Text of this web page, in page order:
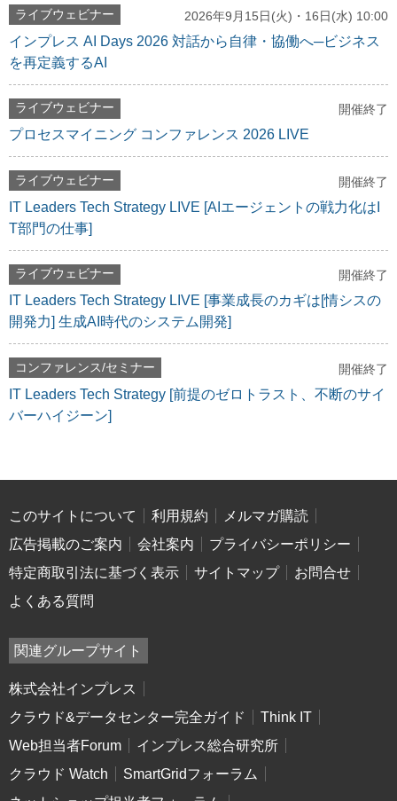
ライブウェビナー 2026年9月15日(火)・16日(水) 10:00
インプレス AI Days 2026 対話から自律・協働へ─ビジネス
を再定義するAI
ライブウェビナー 開催終了
プロセスマイニング コンファレンス 2026 LIVE
ライブウェビナー 開催終了
IT Leaders Tech Strategy LIVE [AIエージェントの戦力化はI
T部門の仕事]
ライブウェビナー 開催終了
IT Leaders Tech Strategy LIVE [事業成長のカギは[情シスの
開発力] 生成AI時代のシステム開発]
コンファレンス/セミナー 開催終了
IT Leaders Tech Strategy [前提のゼロトラスト、不断のサイ
バーハイジーン]
このサイトについて 利用規約
メルマガ購読
広告掲載のご案内
会社案内
プライバシーポリシー
特定商取引法に基づく表示
サイトマップ
お問合せ
よくある質問
関連グループサイト
株式会社インプレス
クラウド&データセンター完全ガイド
Think IT
Web担当者Forum
インプレス総合研究所
クラウド Watch
SmartGridフォーラム